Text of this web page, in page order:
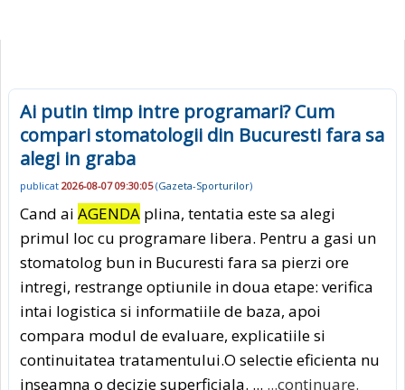
Ai putin timp intre programari? Cum
compari stomatologii din Bucuresti fara sa
alegi in graba
publicat 2026-08-07 09:30:05(Gazeta-Sporturilor)
Cand ai AGENDA plina, tentatia este sa alegi
primul loc cu programare libera. Pentru a gasi un
stomatolog bun in Bucuresti fara sa pierzi ore
intregi, restrange optiunile in doua etape: verifica
intai logistica si informatiile de baza, apoi
compara modul de evaluare, explicatiile si
continuitatea tratamentului.O selectie eficienta nu
inseamna o decizie superficiala. ... ...continuare.